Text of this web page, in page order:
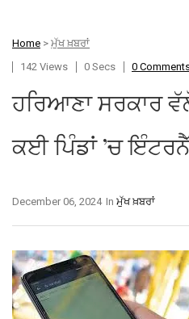
Home > ਮੁੱਖ ਖ਼ਬਰਾਂ
142 Views
0 Secs 0
ਹਰਿਆਣਾ ਸਰਕਾਰ
ਕਈ ਪਿੰਡਾਂ ’ਚ
In ਮੁੱਖ ਖ਼ਬਰਾਂ
December 06, 2024